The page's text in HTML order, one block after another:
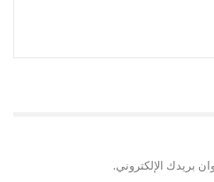
بريدك الإلكتروني.